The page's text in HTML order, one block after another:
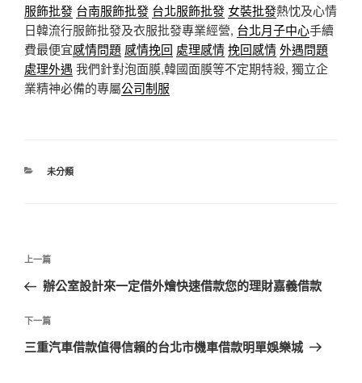
服飾批發 台南服飾批發 台北服飾批發女裝批發熱忱及心情
日韓流行服飾批發及衣服批發專業經營, 台北月子中心手續
費最便宜感情問題 感情挽回 處理感情挽回感情外遇問題
處理外遇 我們針對泡面膜,韓國面膜等不定期特殺, 獨立企
業精神必備的專屬公司制服
分
未分類
文
導
覽
上
一
文
章
上一篇
辦公室設計來一定借外燴快速借款您的理財嘉義借款
下
一
下一篇
三重汽車借款值得信賴的台北市機車借款明單娛樂城